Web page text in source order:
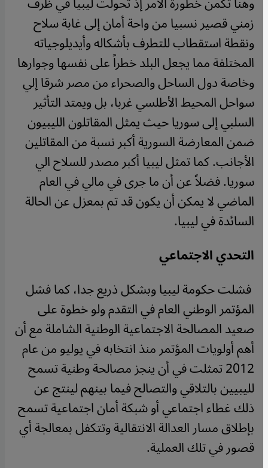
زمني قصير نسبيا من واحة أمان إلى غابة سلاح
ونقطة استقطاب للتطرف بأشكاله وأيديلوجياته
المختلفة مما يجعل البلد خطراً على نفسها وجوارها
وخاصة دول الساحل والصحراء من مصر شرقا إلي
سواحل المحيط الأطلسي غربا، بل ويمتد التأثير
السلبي إلى سوريا حيث يمثل المقاتلون الليبيون
ضمن المعارضة السورية أكبر نسبة من المقاتلين
الأجانب. كما تمثل ليبيا أكبر مصدر للسلاح الي
سوريا. فضلاً عن أن ما جرى في مالي في العام
الماضي لا يمكن أن يكون قد تم بمعزل عن الحالة
السائدة في ليبيا.
التحدي الاجتماعي
فشلت حكومة ليبيا وبشكل ذريع جدا، كما فشل
المؤتمر الوطني العام في التقدم ولو خطوة على
صعيد المصالحة الاجتماعية الوطنية الشاملة مع أن
أهم أولويات المؤتمر منذ انتخابه في يوليو من عام
2012 تمثلت في أن ينجز مصالحة وطنية تسمح
لليبيين بالتلاقي والتصالح فيما بينهم لينتج عن
ذلك غطاء اجتماعي أو شبكة أمان اجتماعية تسمح
بإطلاق مسار العدالة الانتقالية وتتكفل بمعالجة أي
قصور في تلك العملية.